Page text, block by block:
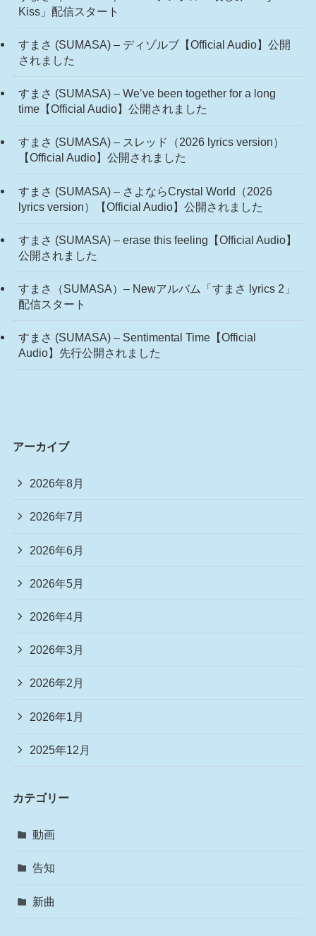
Kiss」配信スタート
すまさ (SUMASA) – ディゾルブ【Official Audio】公開
されました
すまさ (SUMASA) – We’ve been together for a long
time【Official Audio】公開されました
すまさ (SUMASA) – スレッド（2026 lyrics version）
【Official Audio】公開されました
すまさ (SUMASA) – さよならCrystal World（2026
lyrics version）【Official Audio】公開されました
すまさ (SUMASA) – erase this feeling【Official Audio】
公開されました
すまさ（SUMASA）– Newアルバム「すまさ lyrics 2」
配信スタート
すまさ (SUMASA) – Sentimental Time【Official
Audio】先行公開されました
アーカイブ
2026年8月
2026年7月
2026年6月
2026年5月
2026年4月
2026年3月
2026年2月
2026年1月
2025年12月
カテゴリー
動画
告知
新曲